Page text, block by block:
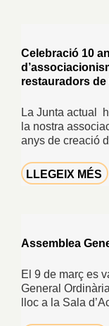
Celebració 10
restauradors de
La Junta actual
la nostra
anys de creació
LLEGEIX MÉS
Assemblea
El 9 de març es
General
lloc a la Sala